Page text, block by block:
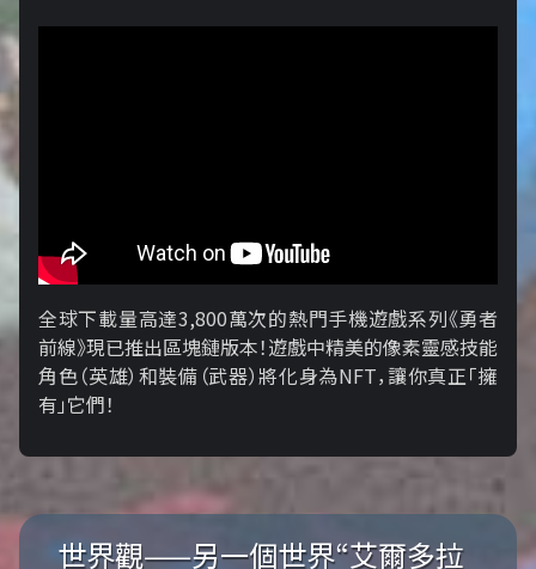
全球下載量高達3,800萬次的熱門手機遊戲系列《勇者
前線》現已推出區塊鏈版本！遊戲中精美的像素靈感技能
角色（英雄）和裝備（武器）將化身為NFT，讓你真正「擁​​
有」它們！
世界觀——另一個世界“艾爾多拉